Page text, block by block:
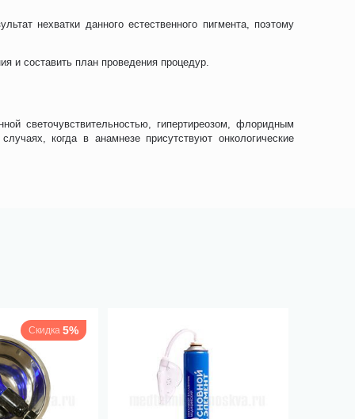
нехватки данного естественного пигмента, поэтому
и составить план проведения процедур.
светочувствительностью, гипертиреозом, флоридным
когда в анамнезе присутствуют онкологические
Скидка 5%